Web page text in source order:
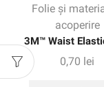
Folie și
acoperire
3M™ Waist
0,70 lei